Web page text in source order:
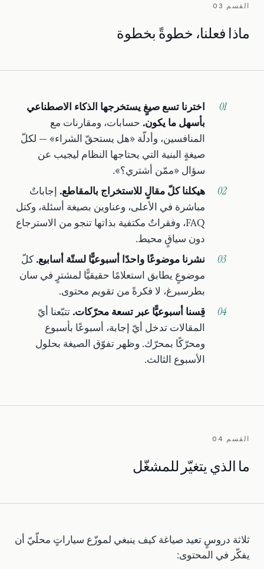
القسم 03
ماذا فعلنا، خطوةً بخطوة
اخترنا تسع صيغٍ يستخرجها الذكاء الاصطناعي
بأسهل ما يكون. حسابات، ومقارنات مع
المنافسين، وأدلّة «هل يستحقّ الشراء» — لكلّ
صيغةٍ البنية التي يحتاجها النظام ليجيب عن
سؤال «ممّن أشتري؟».
هيكلنا كلّ مقالٍ للاستخراج بالمقاطع. إجاباتٌ
مباشرة في الأعلى، وعناوين بصيغة أسئلة، وكتل
FAQ، وفقراتٌ مكتفية بذاتها تنجو من الاسترجاع
دون سياقٍ محيط.
نشرنا موضوعًا واحدًا أسبوعيًّا لستّة أسابيع. كلّ
موضوعٍ يطابق استعلامًا حقيقيًّا لمشترٍ في سان
بطرسبرغ، لا فكرةً من تقويم محتوى.
قِسنا أسبوعيًّا عبر تسعة محرّكات. تتبّعنا أيّ
المقالات تدخل أيّ إجابة، أسبوعًا بأسبوع
ومحرّكًا بمحرّك. وظهر تفوّق الصيغة بحلول
الأسبوع الثالث.
القسم 04
ما الذي يتغيّر للمشغّل
ثلاثة دروسٍ تعيد صياغة كيف ينبغي لموزّع سياراتٍ محلّيّ أن
يفكّر في المحتوى: